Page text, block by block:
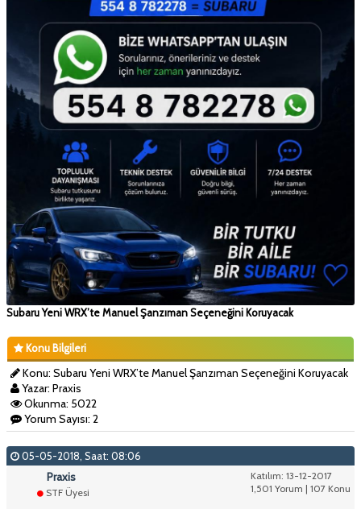
Subaru Yeni WRX’te Manuel Şanzıman Seçeneğini Koruyacak
Konu Bilgileri
Konu: Subaru Yeni WRX’te Manuel Şanzıman Seçeneğini Koruyacak
Yazar: Praxis
Okunma: 5022
Yorum Sayısı: 2
05-05-2018, Saat: 08:06
Katılım: 13-12-2017
1,501 Yorum | 107 Konu
Praxis
STF Üyesi